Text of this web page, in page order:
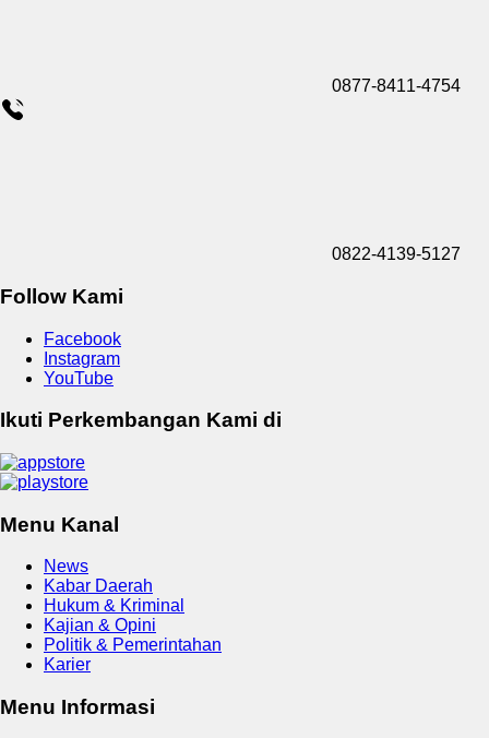
0877-8411-4754
0822-4139-5127
Follow Kami
Facebook
Instagram
YouTube
Ikuti Perkembangan Kami di
Menu Kanal
News
Kabar Daerah
Hukum & Kriminal
Kajian & Opini
Politik & Pemerintahan
Karier
Menu Informasi